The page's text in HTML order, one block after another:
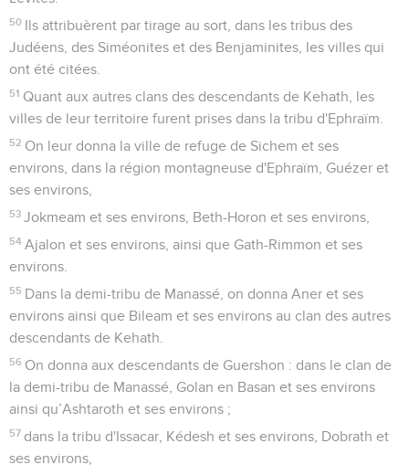
50 Ils attribuèrent par tirage au sort, dans les tribus des
Judéens, des Siméonites et des Benjaminites, les villes qui
ont été citées.
51 Quant aux autres clans des descendants de Kehath, les
villes de leur territoire furent prises dans la tribu d'Ephraïm.
52 On leur donna la ville de refuge de Sichem et ses
environs, dans la région montagneuse d'Ephraïm, Guézer et
ses environs,
53 Jokmeam et ses environs, Beth-Horon et ses environs,
54 Ajalon et ses environs, ainsi que Gath-Rimmon et ses
environs.
55 Dans la demi-tribu de Manassé, on donna Aner et ses
environs ainsi que Bileam et ses environs au clan des autres
descendants de Kehath.
56 On donna aux descendants de Guershon : dans le clan de
la demi-tribu de Manassé, Golan en Basan et ses environs
ainsi qu’Ashtaroth et ses environs ;
57 dans la tribu d'Issacar, Kédesh et ses environs, Dobrath et
ses environs,